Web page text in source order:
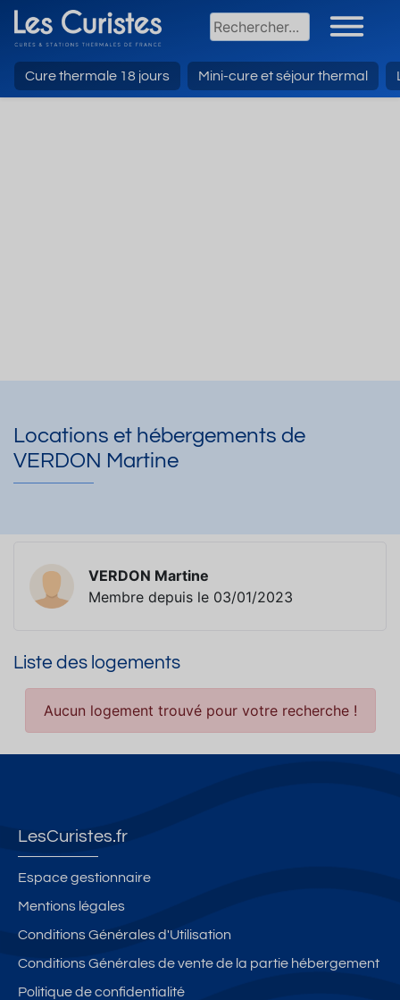
Cure thermale 18 jours Mini-cure et séjour thermal
Locations et hébergements de
VERDON Martine
VERDON Martine
Membre depuis le 03/01/2023
Liste des logements
Aucun logement trouvé pour votre recherche !
LesCuristes.fr
Espace gestionnaire
Mentions légales
Conditions Générales d'Utilisation
Conditions Générales de vente de la partie hébergement
Politique de confidentialité